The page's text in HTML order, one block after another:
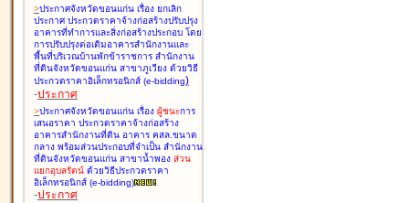
>ประกาศจังหวัดขอนแก่น เรื่อง ยกเลิก
ประกาศ ประกวดราคาจ้างก่อสร้างปรับปรุง
อาคารที่ทำการและสิ่งก่อสร้างประกอบ โดย
การปรับปรุงต่อเติมอาคารสำนักงานและ
พื้นที่บริเวณบ้านพักข้าราชการ สำนักงาน
ที่ดินจังหวัดขอนแก่น สาขาภูเวียง ด้วยวิธี
ประกวดราคาอิเล็กทรอนิกส์ (e-bidding)
-ประกาศ
>ประกาศจังหวัดขอนแก่น เรื่อง ผู้ชนะการ
เสนอราคา ประกวดราคาจ้างก่อสร้าง
อาคารสำนักงานที่ดิน อาคาร คสล.ขนาด
กลาง พร้อมส่วนประกอบที่จำเป็น สำนักงาน
ที่ดินจังหวัดขอนแก่น สาขาน้ำพอง ส่วน
แยกอุบลรัตน์ ด้วยวิธีประกวดราคา
อิเล็กทรอนิกส์ (e-bidding)
-ประกาศ